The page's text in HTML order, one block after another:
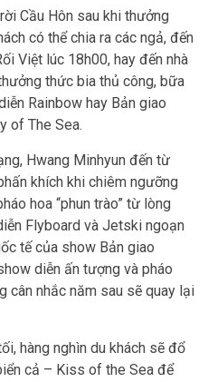
Cầu Hôn sau khi thưởng
có thể chia ra các ngả, đến
Việt lúc 18h00, hay đến nhà
thức bia thủ công, bữa
Rainbow hay Bản giao
of The Sea.
Hwang Minhyun đến từ
khích khi chiêm ngưỡng
hoa “phun trào” từ lòng
Flyboard và Jetski ngoạn
tế của show Bản giao
diễn ấn tượng và pháo
cân nhắc năm sau sẽ quay lại
hàng nghìn du khách sẽ đổ
cả – Kiss of the Sea để